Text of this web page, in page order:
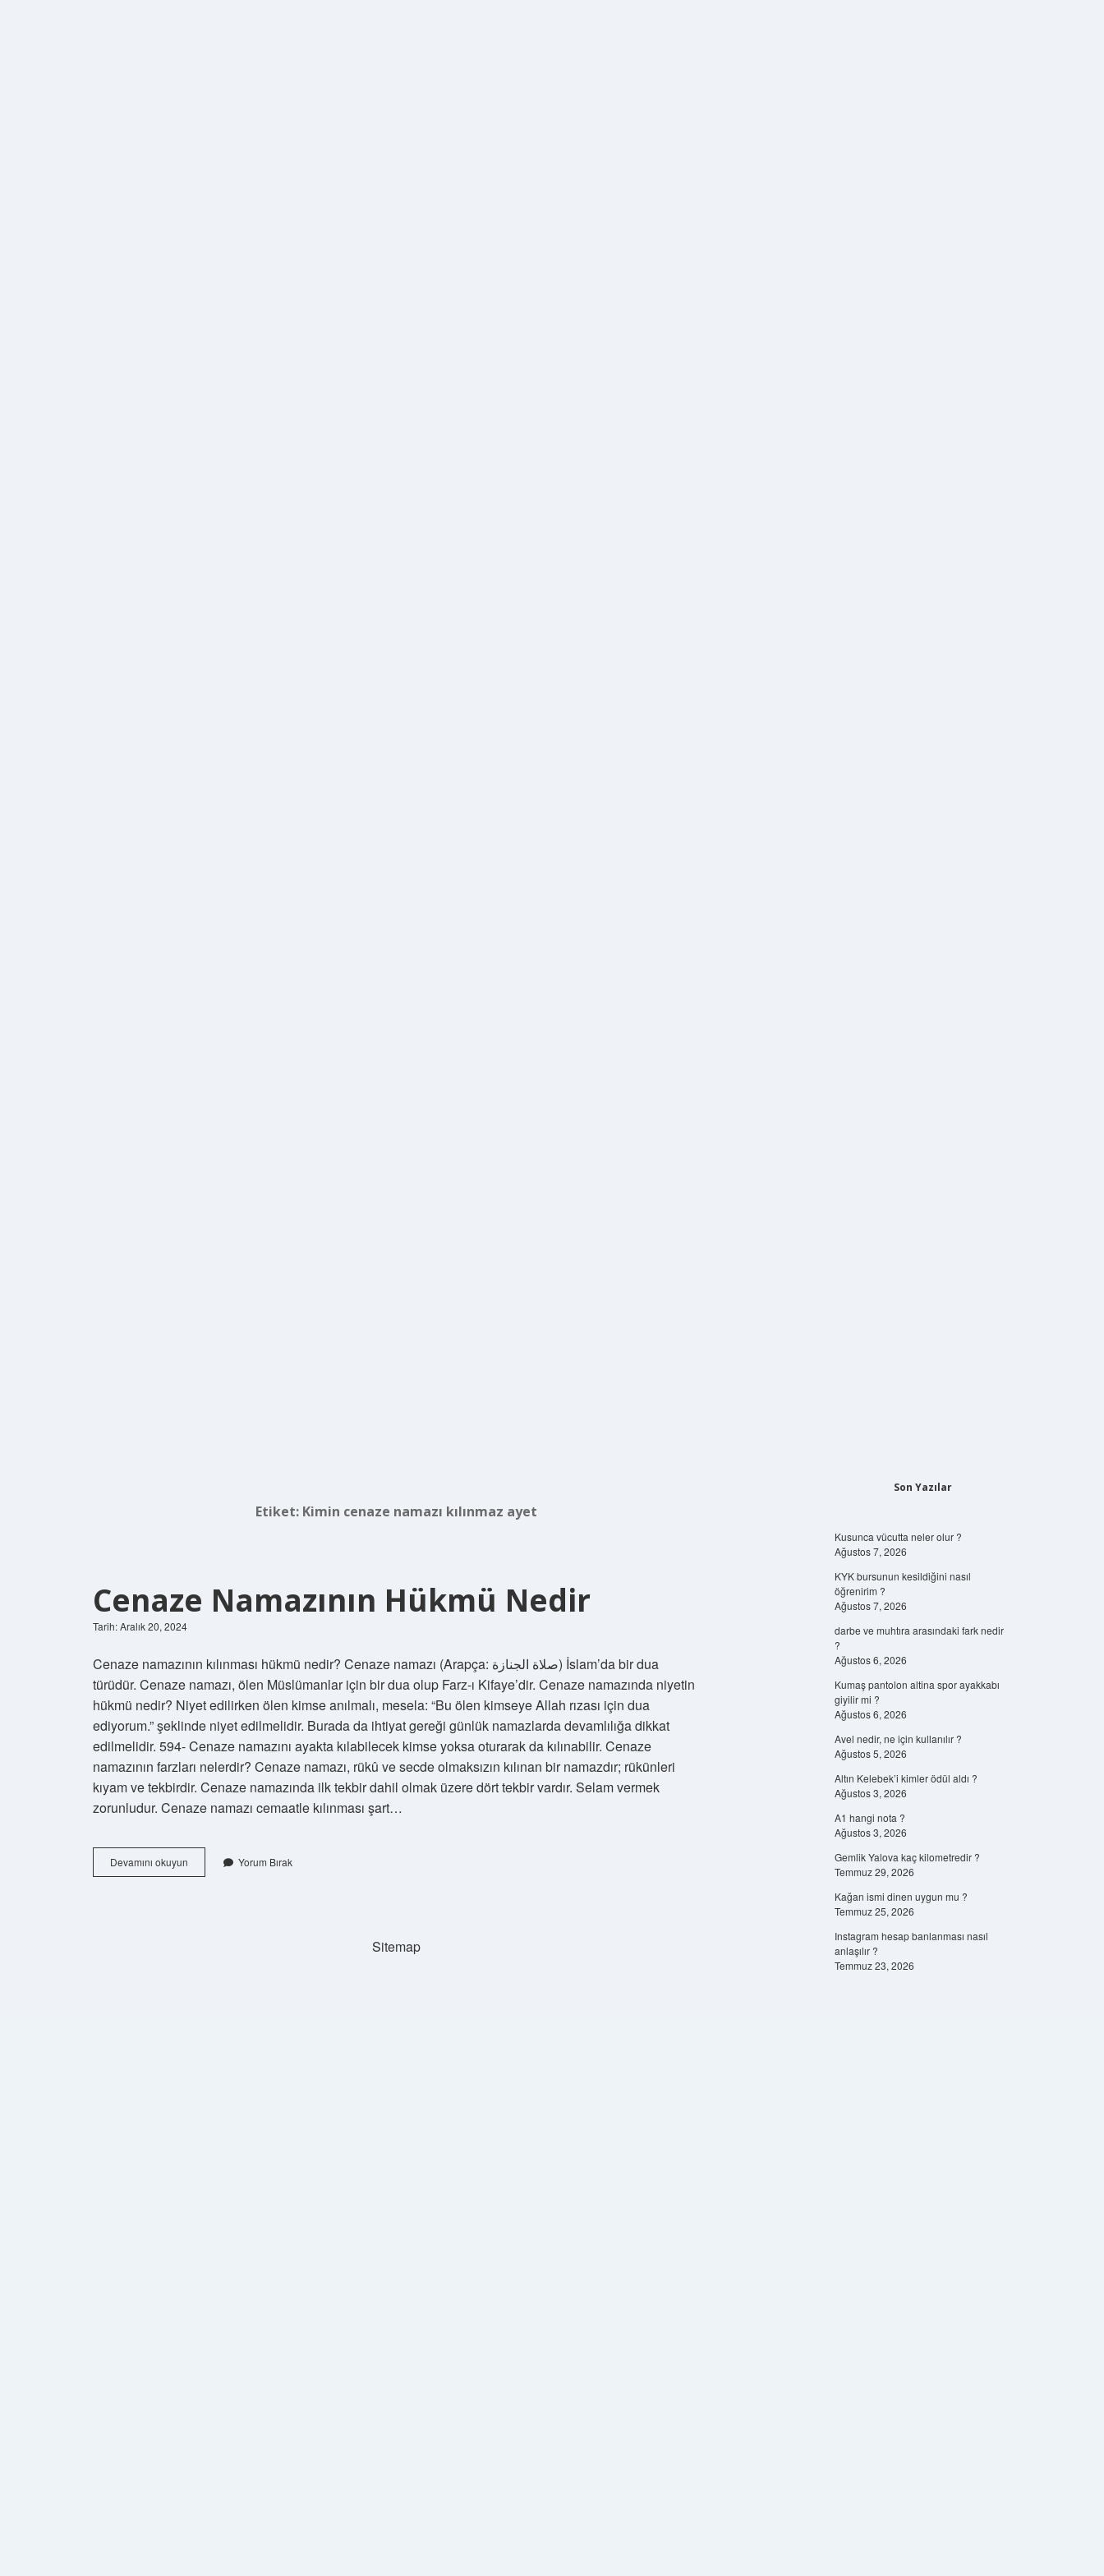
Etiket: Kimin cenaze namazı kılınmaz ayet
Cenaze Namazının Hükmü Nedir
Tarih: Aralık 20, 2024
Cenaze namazının kılınması hükmü nedir? Cenaze namazı (Arapça: صلاة الجنازة) İslam’da bir dua
türüdür. Cenaze namazı, ölen Müslümanlar için bir dua olup Farz-ı Kifaye’dir. Cenaze namazında niyetin
hükmü nedir? Niyet edilirken ölen kimse anılmalı, mesela: “Bu ölen kimseye Allah rızası için dua
ediyorum.” şeklinde niyet edilmelidir. Burada da ihtiyat gereği günlük namazlarda devamlılığa dikkat
edilmelidir. 594- Cenaze namazını ayakta kılabilecek kimse yoksa oturarak da kılınabilir. Cenaze
namazının farzları nelerdir? Cenaze namazı, rükû ve secde olmaksızın kılınan bir namazdır; rükünleri
kıyam ve tekbirdir. Cenaze namazında ilk tekbir dahil olmak üzere dört tekbir vardır. Selam vermek
zorunludur. Cenaze namazı cemaatle kılınması şart…
Devamını okuyun
Namazının
Yorum Bırak
Sitemap
Son Yazılar
Kusunca vücutta neler olur ?
Ağustos 7, 2026
KYK bursunun kesildiğini nasıl
öğrenirim ?
Ağustos 7, 2026
darbe ve muhtıra arasındaki fark nedir
?
Ağustos 6, 2026
Kumaş pantolon altina spor ayakkabı
giyilir mi ?
Ağustos 6, 2026
Avel nedir, ne için kullanılır ?
Ağustos 5, 2026
Altın Kelebek’i kimler ödül aldı ?
Ağustos 3, 2026
A1 hangi nota ?
Ağustos 3, 2026
Gemlik Yalova kaç kilometredir ?
Temmuz 29, 2026
Kağan ismi dinen uygun mu ?
Temmuz 25, 2026
Instagram hesap banlanması nasıl
anlaşılır ?
Temmuz 23, 2026